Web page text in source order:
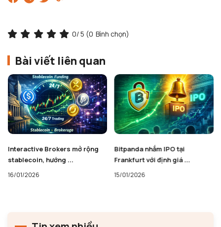
0/ 5 (0 Bình chọn)
Bài viết liên quan
Bitpanda nhắm IPO tại
Frankfurt với định giá ...
15/01/2026
SEC chính thức khép lại điều
tra Zcash sau hơn ...
15/01/2026